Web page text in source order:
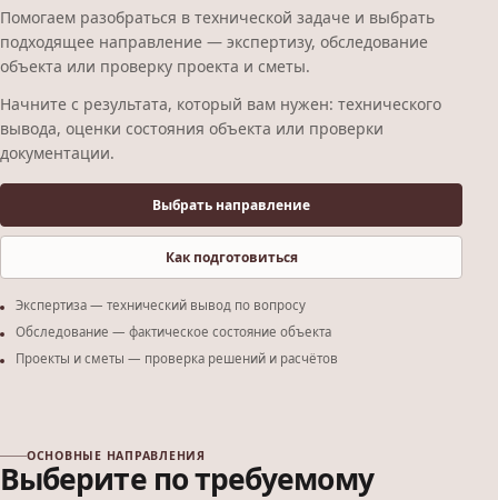
Помогаем разобраться в технической задаче и выбрать
подходящее направление — экспертизу, обследование
объекта или проверку проекта и сметы.
Начните с результата, который вам нужен: технического
вывода, оценки состояния объекта или проверки
документации.
Выбрать направление
Как подготовиться
Экспертиза — технический вывод по вопросу
Обследование — фактическое состояние объекта
Проекты и сметы — проверка решений и расчётов
ОСНОВНЫЕ НАПРАВЛЕНИЯ
Выберите по требуемому